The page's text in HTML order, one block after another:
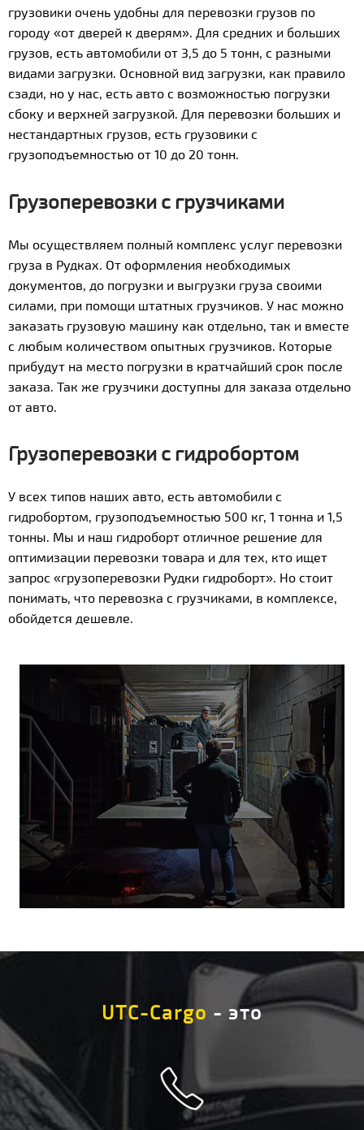
грузовики очень удобны для перевозки грузов по
городу «от дверей к дверям». Для средних и больших
грузов, есть автомобили от 3,5 до 5 тонн, с разными
видами загрузки. Основной вид загрузки, как правило
сзади, но у нас, есть авто с возможностью погрузки
сбоку и верхней загрузкой. Для перевозки больших и
нестандартных грузов, есть грузовики с
грузоподъемностью от 10 до 20 тонн.
Грузоперевозки с грузчиками
Мы осуществляем полный комплекс услуг перевозки
груза в Рудках. От оформления необходимых
документов, до погрузки и выгрузки груза своими
силами, при помощи штатных грузчиков. У нас можно
заказать грузовую машину как отдельно, так и вместе
с любым количеством опытных грузчиков. Которые
прибудут на место погрузки в кратчайший срок после
заказа. Так же грузчики доступны для заказа отдельно
от авто.
Грузоперевозки с гидробортом
У всех типов наших авто, есть автомобили с
гидробортом, грузоподъемностью 500 кг, 1 тонна и 1,5
тонны. Мы и наш гидроборт отличное решение для
оптимизации перевозки товара и для тех, кто ищет
запрос «грузоперевозки Рудки гидроборт». Но стоит
понимать, что перевозка с грузчиками, в комплексе,
обойдется дешевле.
UTC-Cargo - это